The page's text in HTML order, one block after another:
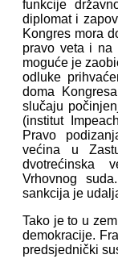
funkcije
diplomat i
Kongres mora
pravo veta i na
moguće je
odluke
doma
slučaju
(institut
Pravo
većina u
dvotrećinska
Vrhovnog
sankcija je
Tako je to u
demokracije.
predsjednički